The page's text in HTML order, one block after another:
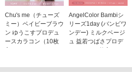
Chu's me（チューズ
ミー）ベイビーブラウ
ン ゆうこすプロデュ
ースカラコン（10枚
入り）
AngelColor Bambiシ
リーズ1day (バンビワ
ンデー) ミルクベージ
ュ 益若つばさプロデ
ュース（10枚入り）